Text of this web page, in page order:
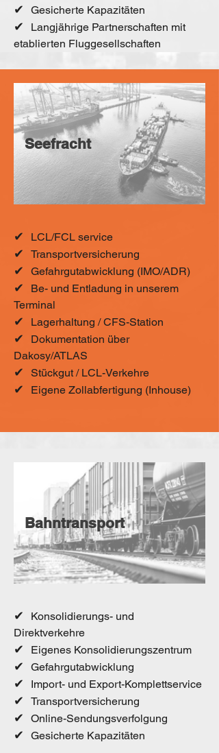
✔ Gesicherte Kapazitäten
✔
Langjährige Partnerschaften mit
etablierten Fluggesellschaften
Seefracht
✔ LCL/FCL service
✔ Transportversicherung
✔ Gefahrgutabwicklung (IMO/ADR)
✔
Be- und Entladung in unserem
Terminal
✔ Lagerhaltung / CFS-Station
✔
Dokumentation über
Dakosy/ATLAS
✔ Stückgut / LCL-Verkehre
✔ Eigene Zollabfertigung (Inhouse)
Bahntransport
✔
Konsolidierungs- und
Direktverkehre
✔ Eigenes Konsolidierungszentrum
✔ Gefahrgutabwicklung
✔ Import- und Export-Komplettservice
✔ Transportversicherung
✔ Online-Sendungsverfolgung
✔ Gesicherte Kapazitäten